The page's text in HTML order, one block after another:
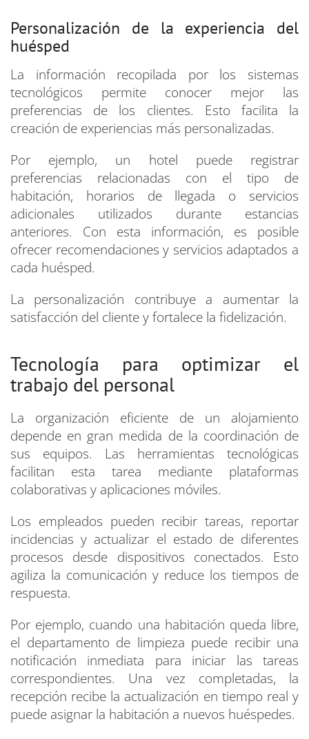
Personalización de la experiencia del
huésped
La información recopilada por los sistemas
tecnológicos permite conocer mejor las
preferencias de los clientes. Esto facilita la
creación de experiencias más personalizadas.
Por ejemplo, un hotel puede registrar
preferencias relacionadas con el tipo de
habitación, horarios de llegada o servicios
adicionales utilizados durante estancias
anteriores. Con esta información, es posible
ofrecer recomendaciones y servicios adaptados a
cada huésped.
La personalización contribuye a aumentar la
satisfacción del cliente y fortalece la fidelización.
Tecnología para optimizar el
trabajo del personal
La organización eficiente de un alojamiento
depende en gran medida de la coordinación de
sus equipos. Las herramientas tecnológicas
facilitan esta tarea mediante plataformas
colaborativas y aplicaciones móviles.
Los empleados pueden recibir tareas, reportar
incidencias y actualizar el estado de diferentes
procesos desde dispositivos conectados. Esto
agiliza la comunicación y reduce los tiempos de
respuesta.
Por ejemplo, cuando una habitación queda libre,
el departamento de limpieza puede recibir una
notificación inmediata para iniciar las tareas
correspondientes. Una vez completadas, la
recepción recibe la actualización en tiempo real y
puede asignar la habitación a nuevos huéspedes.